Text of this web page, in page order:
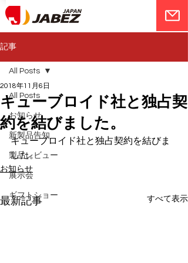
記事
All Posts
お知らせ
新製品告知
製品レビュー
展示会
ギフトショー
All Posts
キューブロイド社と独占契
約を結びました。
2018年11月6日
キューブロイド社と独占契約を結びま
した。
お知らせ
最新記事 すべて表示